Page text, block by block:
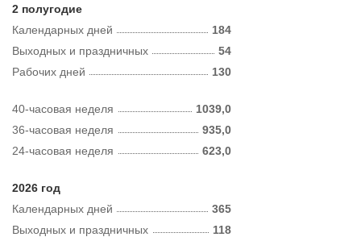
2 полугодие
Календарных дней
184
Рабочих дней 130
Выходных и праздничных 54
40-часовая неделя
1039,0
36-часовая неделя
935,0
24-часовая неделя
623,0
2026 год
Календарных дней
365
Выходных и праздничных 118